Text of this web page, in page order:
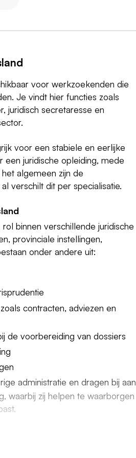
voor werkzoekenden die
Je vindt hier functies zoals
juridisch secretaresse en
voor een stabiele en eerlijke
een juridische opleiding, mede
algemeen zijn de
verschilt dit per specialisatie.
binnen verschillende juridische
provinciale instellingen,
onder andere uit:
contracten, adviezen en
de voorbereiding van dossiers
administratie en dragen bij aan
waarbij zij helpen te waarborgen